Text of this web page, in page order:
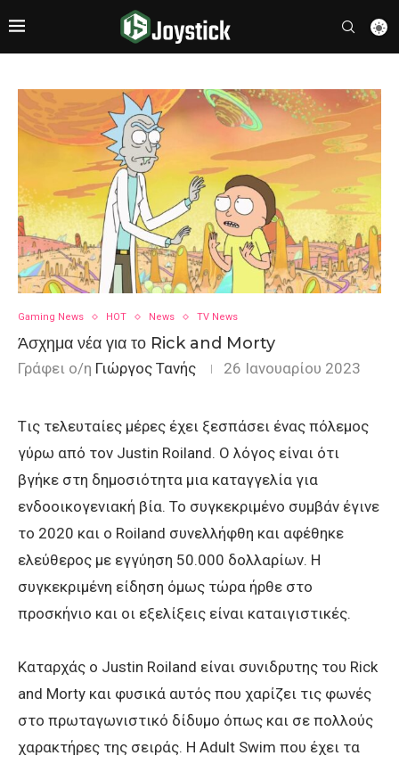
Gaming News HOT News TV News
Άσχημα νέα για το Rick and Morty
Γράφει ο/η Γιώργος Τανής 26 Ιανουαρίου 2023
Tις τελευταίες μέρες έχει ξεσπάσει ένας πόλεμος
γύρω από τον Justin Roiland. Ο λόγος είναι ότι
βγήκε στη δημοσιότητα μια καταγγελία για
ενδοοικογενιακή βία. Το συγκεκριμένο συμβάν έγινε
το 2020 και ο Roiland συνελλήφθη και αφέθηκε
ελεύθερος με εγγύηση 50.000 δολλαρίων. Η
συγκεκριμένη είδηση όμως τώρα ήρθε στο
προσκήνιο και οι εξελίξεις είναι καταιγιστικές.
Καταρχάς ο Justin Roiland είναι συνιδρυτης του Rick
and Morty και φυσικά αυτός που χαρίζει τις φωνές
στο πρωταγωνιστικό δίδυμο όπως και σε πολλούς
χαρακτήρες της σειράς. H Adult Swim που έχει τα